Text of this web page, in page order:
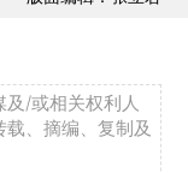
/或相关权利人
、摘编、复制及